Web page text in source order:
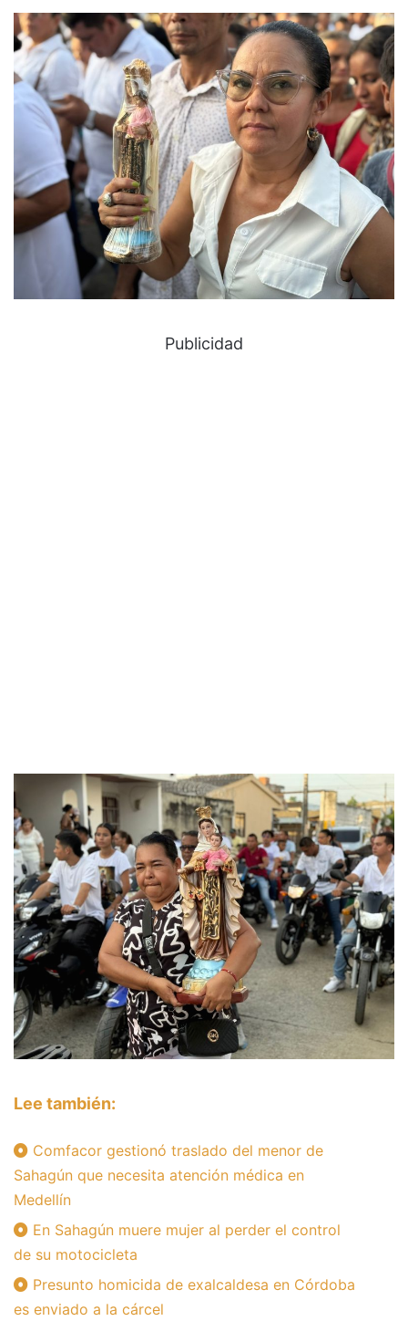
Publicidad
Lee también:
Comfacor gestionó traslado del menor de
Sahagún que necesita atención médica en
Medellín
En Sahagún muere mujer al perder el control
de su motocicleta
Presunto homicida de exalcaldesa en Córdoba
es enviado a la cárcel